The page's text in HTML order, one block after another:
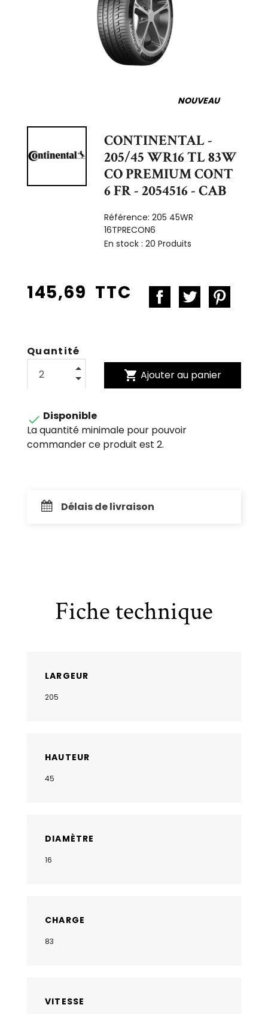
NOUVEAU
CONTINENTAL -
205/45 WR16 TL 83W
CO PREMIUM CONT
6 FR - 2054516 - CAB
Référence:205 45WR
16TPRECON6
En stock :20 Produits
145,69 TTC
Quantité
shopping_cart Ajouter au panier
 Disponible
La quantité minimale pour pouvoir
commander ce produit est 2.
Délais de livraison
Fiche technique
LARGEUR
205
HAUTEUR
45
DIAMÈTRE
16
CHARGE
83
VITESSE